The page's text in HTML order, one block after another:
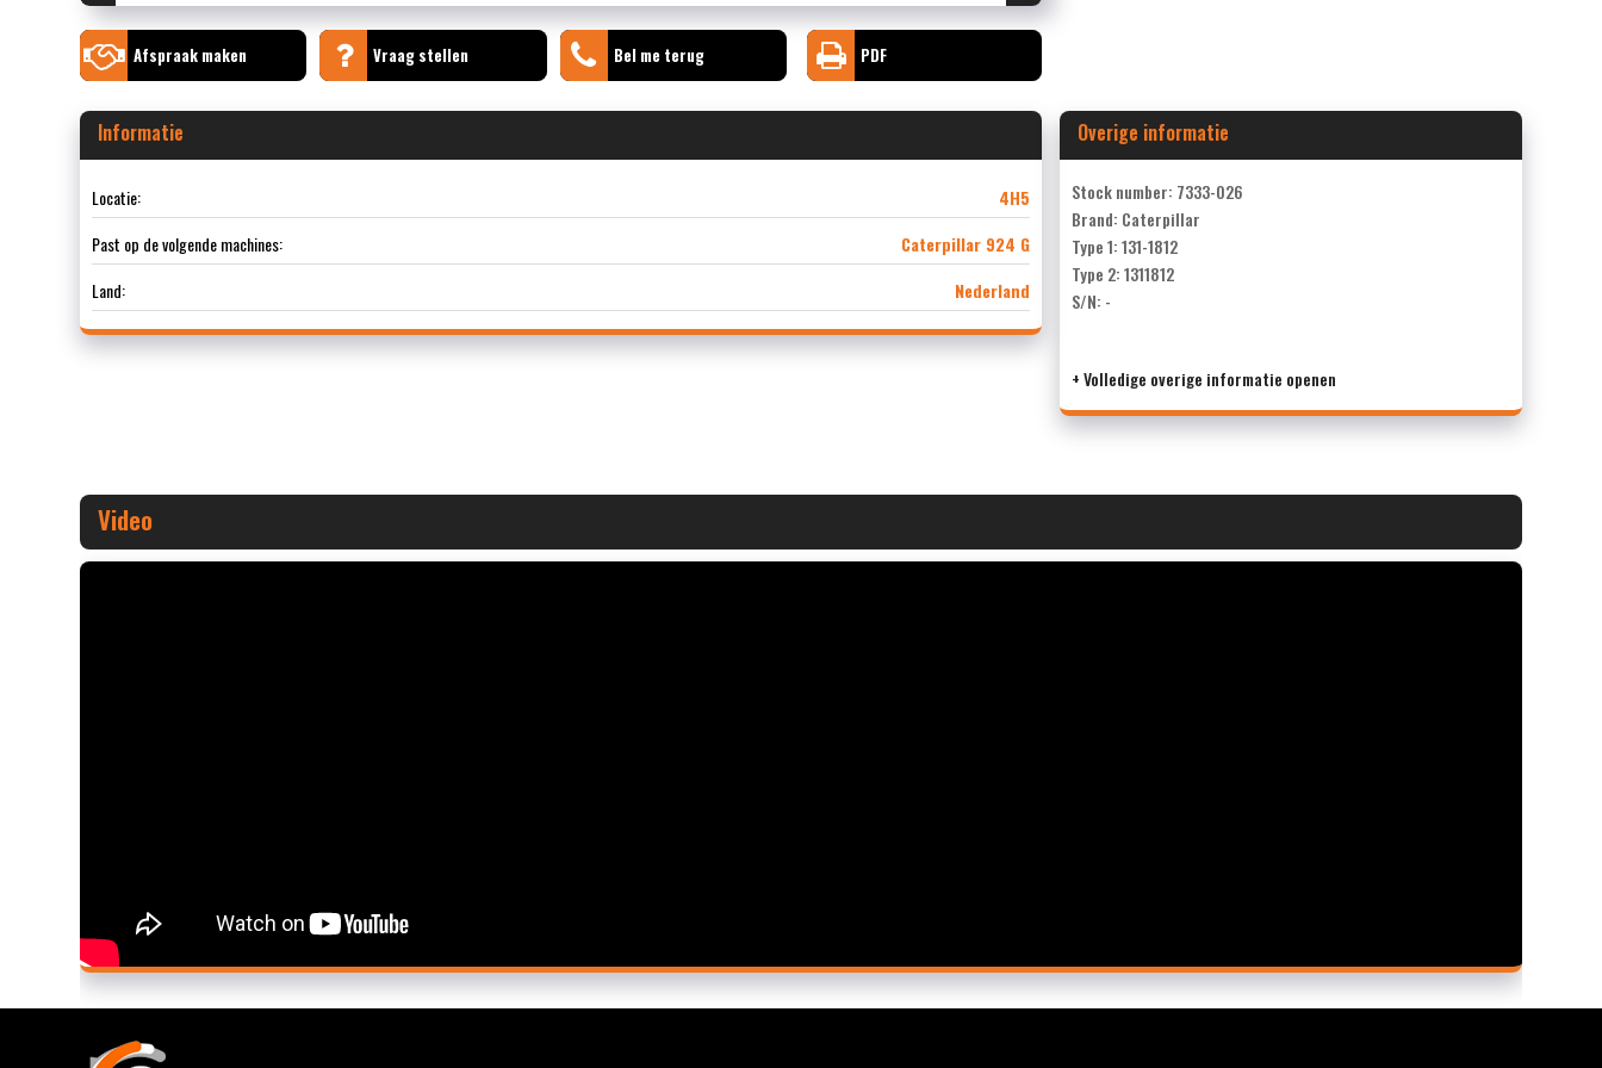
Afspraak maken Vraag stellen Bel me terug PDF
Informatie
Locatie:
4H5
Past op de volgende machines:
Caterpillar 924 G
Land:
Nederland
Overige informatie
Stock number: 7333-026
Brand: Caterpillar
Type 1: 131-1812
Type 2: 1311812
S/N: -
+ Volledige overige informatie openen
Video